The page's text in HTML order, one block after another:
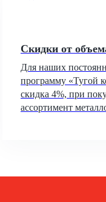
Скидки от
Для наших
программу «Тугой
скидка 4%, при
ассортимент